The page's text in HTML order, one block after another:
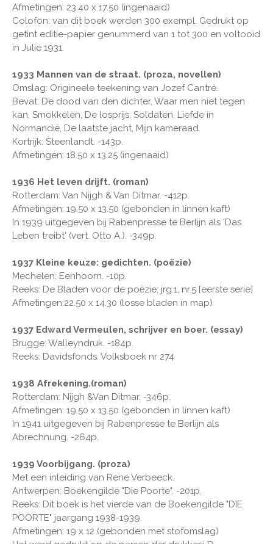
Afmetingen: 23.40 x 17.50 (ingenaaid)
Colofon: van dit boek werden 300 exempl. Gedrukt op
getint editie-papier genummerd van 1 tot 300 en voltooid
in Julie 1931.
1933 Mannen van de straat. (proza, novellen)
Omslag: Origineele teekening van Jozef Cantré.
Bevat: De dood van den dichter, Waar men niet tegen
kan, Smokkelen, De losprijs, Soldaten, Liefde in
Normandië, De laatste jacht, Mijn kameraad.
Kortrijk: Steenlandt. -143p.
Afmetingen: 18.50 x 13.25 (ingenaaid)
1936 Het leven drijft. (roman)
Rotterdam: Van Nijgh & Van Ditmar. -412p.
Afmetingen: 19.50 x 13.50 (gebonden in linnen kaft)
In 1939 uitgegeven bij Rabenpresse te Berlijn als ‘Das
Leben treibt' (vert. Otto A.). -349p.
1937 Kleine keuze: gedichten. (poëzie)
Mechelen: Eenhoorn. -10p.
Reeks: De Bladen voor de poëzie; jrg.1, nr.5 [eerste serie]
Afmetingen:22.50 x 14.30 (losse bladen in map)
1937 Edward Vermeulen, schrijver en boer. (essay)
Brugge: Walleyndruk. -184p.
Reeks: Davidsfonds. Volksboek nr 274
1938 Afrekening.(roman)
Rotterdam: Nijgh &Van Ditmar. -346p.
Afmetingen: 19.50 x 13.50 (gebonden in linnen kaft)
In 1941 uitgegeven bij Rabenpresse te Berlijn als
Abrechnung. -264p.
1939 Voorbijgang. (proza)
Met een inleiding van René Verbeeck.
Antwerpen: Boekengilde "Die Poorte". -201p.
Reeks: Dit boek is het vierde van de Boekengilde "DIE
POORTE" jaargang 1938-1939.
Afmetingen: 19 x 12 (gebonden met stofomslag)